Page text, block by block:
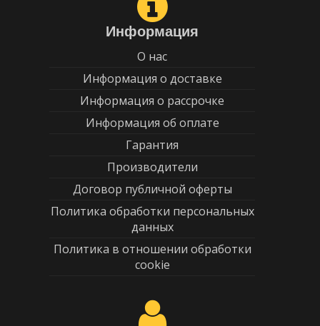
Информация
О нас
Информация о доставке
Информация о рассрочке
Информация об оплате
Гарантия
Производители
Договор публичной оферты
Политика обработки персональных
данных
Политика в отношении обработки
cookie